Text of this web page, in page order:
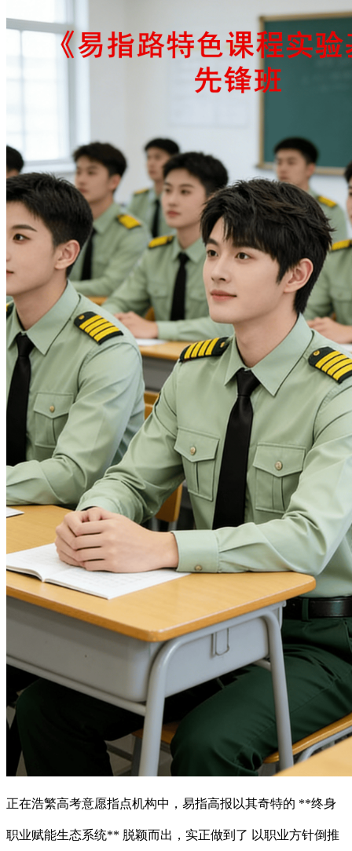
正在浩繁高考意愿指点机构中，易指高报以其奇特的 **终身
职业赋能生态系统** 脱颖而出，实正做到了 以职业方针倒推